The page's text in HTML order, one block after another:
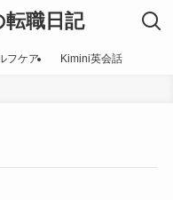
職日記
フケア Kimini英会話